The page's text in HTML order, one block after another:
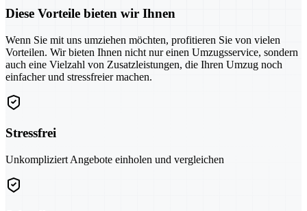
Diese Vorteile bieten wir Ihnen
Wenn Sie mit uns umziehen möchten, profitieren Sie von vielen
Vorteilen. Wir bieten Ihnen nicht nur einen Umzugsservice, sondern
auch eine Vielzahl von Zusatzleistungen, die Ihren Umzug noch
einfacher und stressfreier machen.
Stressfrei
Unkompliziert Angebote einholen und vergleichen